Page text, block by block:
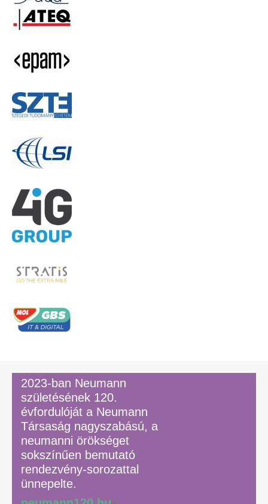
2023-ban Neumann
születésének 120.
évfordulóját a Neumann
Társaság nagyszabású, a
neumanni örökséget
sokszínűen bemutató
rendezvény-sorozattal
ünnepelte.